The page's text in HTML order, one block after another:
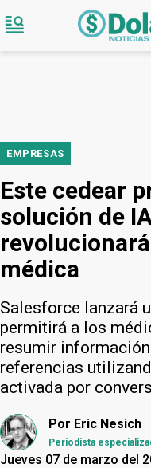
EMPRESAS
Este cedear
solución de
médica
Salesforce lanzará
permitirá a los
resumir
referencias
activada por
Por Eric Nesich
Periodista
Jueves 07 de marzo del